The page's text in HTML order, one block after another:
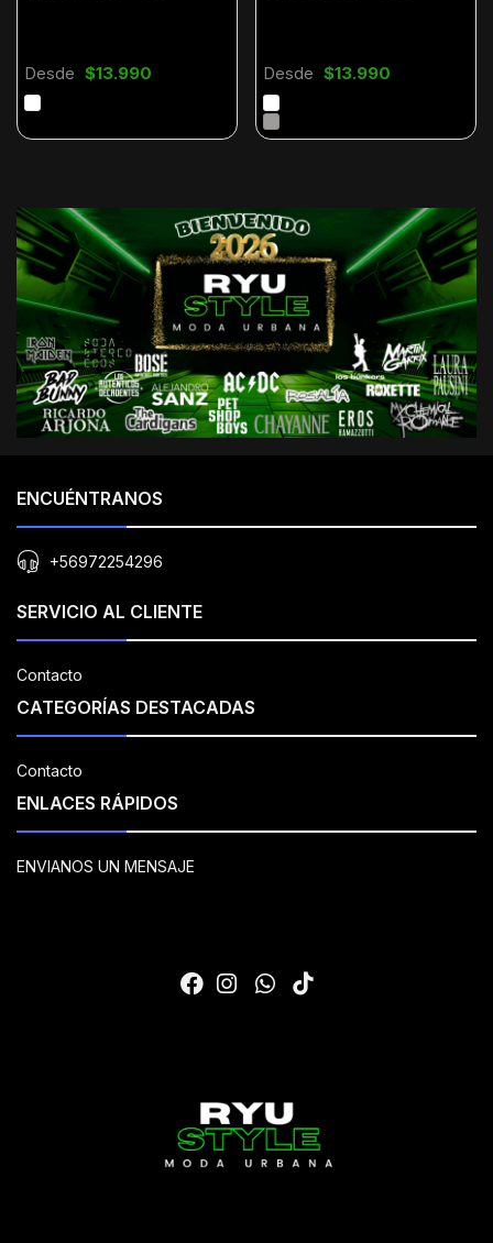
Desde $13.990 Desde $13.990
ENCUÉNTRANOS
+56972254296
SERVICIO AL CLIENTE
Contacto
CATEGORÍAS DESTACADAS
Contacto
ENLACES RÁPIDOS
ENVIANOS UN MENSAJE